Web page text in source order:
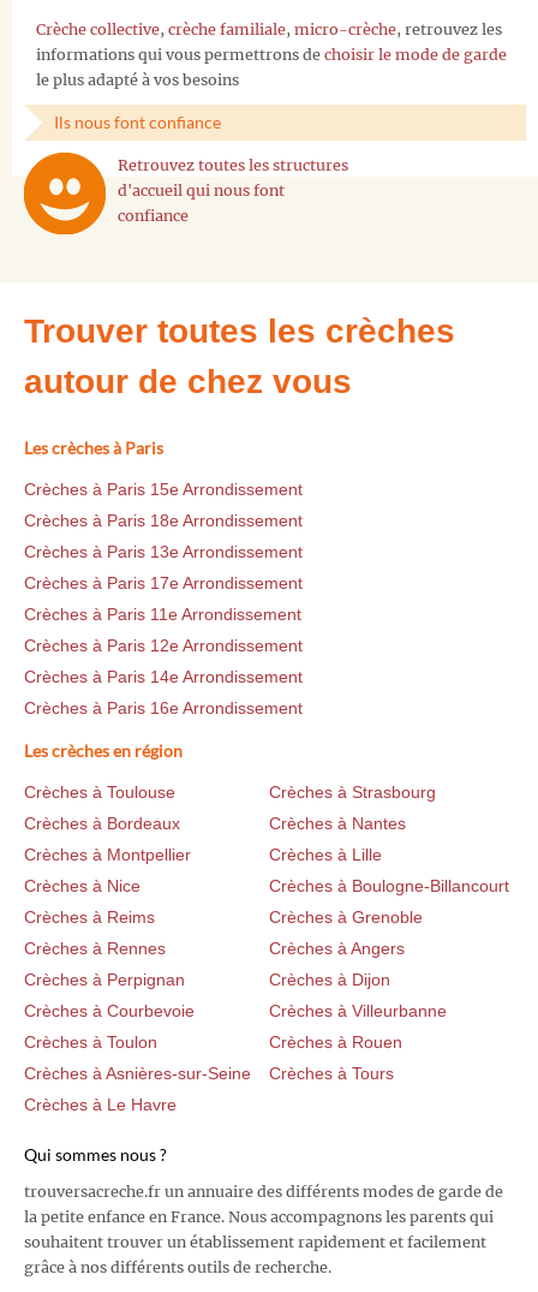
Crèche collective, crèche familiale, micro-crèche, retrouvez les
informations qui vous permettrons de choisir le mode de garde
le plus adapté à vos besoins
Ils nous font confiance
Retrouvez toutes les structures
d'accueil qui nous font
confiance
Trouver toutes les crèches
autour de chez vous
Les crèches à Paris
Crèches à Paris 15e Arrondissement
Crèches à Paris 18e Arrondissement
Crèches à Paris 13e Arrondissement
Crèches à Paris 17e Arrondissement
Crèches à Paris 11e Arrondissement
Crèches à Paris 12e Arrondissement
Crèches à Paris 14e Arrondissement
Crèches à Paris 16e Arrondissement
Les crèches en région
Crèches à Toulouse
Crèches à Strasbourg
Crèches à Bordeaux
Crèches à Nantes
Crèches à Montpellier
Crèches à Lille
Crèches à Nice
Crèches à Boulogne-Billancourt
Crèches à Reims
Crèches à Grenoble
Crèches à Rennes
Crèches à Angers
Crèches à Perpignan
Crèches à Dijon
Crèches à Courbevoie
Crèches à Villeurbanne
Crèches à Toulon
Crèches à Rouen
Crèches à Asnières-sur-Seine
Crèches à Tours
Crèches à Le Havre
Qui sommes nous ?
trouversacreche.fr un annuaire des différents modes de garde de
la petite enfance en France. Nous accompagnons les parents qui
souhaitent trouver un établissement rapidement et facilement
grâce à nos différents outils de recherche.